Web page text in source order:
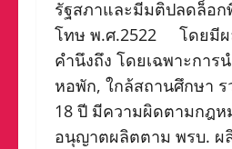
รัฐสภาและมีมติปลดล็อ
โทษ พ.ศ.2522 โดยมีผ
คำนึงถึง โดยเฉพาะกา
หอพัก, ใกล้สถานศึกษา
18 ปี มีความผิดตามกฎ
อนุญาตผลิตตาม พรบ.